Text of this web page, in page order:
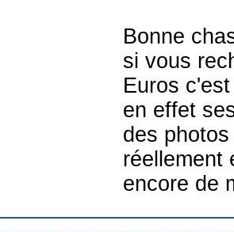
Bonne
si vous
Euros
en effet
des
réellement
encore de